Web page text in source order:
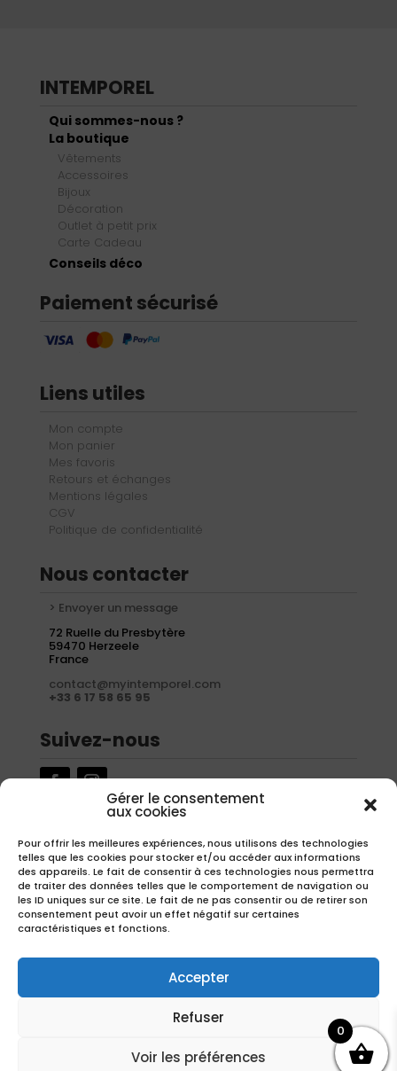
Gérer le consentement
aux cookies
Pour offrir les meilleures expériences, nous utilisons des technologies
telles que les cookies pour stocker et/ou accéder aux informations
des appareils. Le fait de consentir à ces technologies nous permettra
de traiter des données telles que le comportement de navigation ou
les ID uniques sur ce site. Le fait de ne pas consentir ou de retirer son
consentement peut avoir un effet négatif sur certaines
caractéristiques et fonctions.
Accepter
Refuser
Voir les préférences
INTEMPOREL
Qui sommes-nous ?
La boutique
Vêtements
Accessoires
Bijoux
Décoration
Outlet à petit prix
Carte Cadeau
Conseils déco
Paiement sécurisé
Liens utiles
Mon compte
Mon panier
Mes favoris
Retours et échanges
Mentions légales
CGV
Politique de confidentialité
Nous contacter
> Envoyer un message
72 Ruelle du Presbytère
59470 Herzeele
France
contact@myintemporel.com
+33 6 17 58 65 95
Suivez-nous
Inscrivez-vous à notre newsletter pour recevoir nos offres
exclusives.
S'inscrire
Avec la participation financière de la région Hauts-de-France
0